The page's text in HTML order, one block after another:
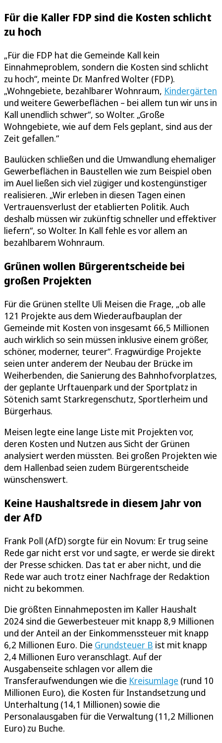
Für die Kaller FDP sind die Kosten schlicht
zu hoch
„Für die FDP hat die Gemeinde Kall kein
Einnahmeproblem, sondern die Kosten sind schlicht
zu hoch“, meinte Dr. Manfred Wolter (FDP).
„Wohngebiete, bezahlbarer Wohnraum, Kindergärten
und weitere Gewerbeflächen – bei allem tun wir uns in
Kall unendlich schwer“, so Wolter. „Große
Wohngebiete, wie auf dem Fels geplant, sind aus der
Zeit gefallen.“
Baulücken schließen und die Umwandlung ehemaliger
Gewerbeflächen in Baustellen wie zum Beispiel oben
im Auel ließen sich viel zügiger und kostengünstiger
realisieren. „Wir erleben in diesen Tagen einen
Vertrauensverlust der etablierten Politik. Auch
deshalb müssen wir zukünftig schneller und effektiver
liefern“, so Wolter. In Kall fehle es vor allem an
bezahlbarem Wohnraum.
Grünen wollen Bürgerentscheide bei
großen Projekten
Für die Grünen stellte Uli Meisen die Frage, „ob alle
121 Projekte aus dem Wiederaufbauplan der
Gemeinde mit Kosten von insgesamt 66,5 Millionen
auch wirklich so sein müssen inklusive einem größer,
schöner, moderner, teurer“. Fragwürdige Projekte
seien unter anderem der Neubau der Brücke im
Weiherbenden, die Sanierung des Bahnhofvorplatzes,
der geplante Urftauenpark und der Sportplatz in
Sötenich samt Starkregenschutz, Sportlerheim und
Bürgerhaus.
Meisen legte eine lange Liste mit Projekten vor,
deren Kosten und Nutzen aus Sicht der Grünen
analysiert werden müssten. Bei großen Projekten wie
dem Hallenbad seien zudem Bürgerentscheide
wünschenswert.
Keine Haushaltsrede in diesem Jahr von
der AfD
Frank Poll (AfD) sorgte für ein Novum: Er trug seine
Rede gar nicht erst vor und sagte, er werde sie direkt
der Presse schicken. Das tat er aber nicht, und die
Rede war auch trotz einer Nachfrage der Redaktion
nicht zu bekommen.
Die größten Einnahmeposten im Kaller Haushalt
2024 sind die Gewerbesteuer mit knapp 8,9 Millionen
und der Anteil an der Einkommenssteuer mit knapp
6,2 Millionen Euro. Die Grundsteuer B ist mit knapp
2,4 Millionen Euro veranschlagt. Auf der
Ausgabenseite schlagen vor allem die
Transferaufwendungen wie die Kreisumlage (rund 10
Millionen Euro), die Kosten für Instandsetzung und
Unterhaltung (14,1 Millionen) sowie die
Personalausgaben für die Verwaltung (11,2 Millionen
Euro) zu Buche.